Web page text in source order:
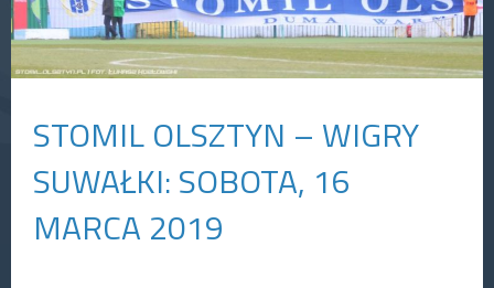
STOMIL OLSZTYN – WIGRY
SUWAŁKI: SOBOTA, 16
MARCA 2019